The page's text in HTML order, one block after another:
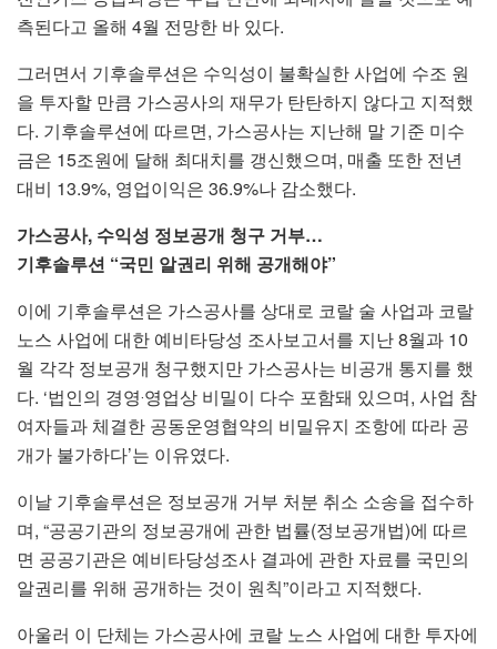
측된다고 올해 4월 전망한 바 있다.
그러면서 기후솔루션은 수익성이 불확실한 사업에 수조 원
을 투자할 만큼 가스공사의 재무가 탄탄하지 않다고 지적했
다. 기후솔루션에 따르면, 가스공사는 지난해 말 기준 미수
금은 15조원에 달해 최대치를 갱신했으며, 매출 또한 전년
대비 13.9%, 영업이익은 36.9%나 감소했다.
가스공사, 수익성 정보공개 청구 거부…
기후솔루션 “국민 알권리 위해 공개해야”
이에 기후솔루션은 가스공사를 상대로 코랄 술 사업과 코랄
노스 사업에 대한 예비타당성 조사보고서를 지난 8월과 10
월 각각 정보공개 청구했지만 가스공사는 비공개 통지를 했
다. ‘법인의 경영‧영업상 비밀이 다수 포함돼 있으며, 사업 참
여자들과 체결한 공동운영협약의 비밀유지 조항에 따라 공
개가 불가하다’는 이유였다.
이날 기후솔루션은 정보공개 거부 처분 취소 소송을 접수하
며, “공공기관의 정보공개에 관한 법률(정보공개법)에 따르
면 공공기관은 예비타당성조사 결과에 관한 자료를 국민의
알권리를 위해 공개하는 것이 원칙”이라고 지적했다.
아울러 이 단체는 가스공사에 코랄 노스 사업에 대한 투자에